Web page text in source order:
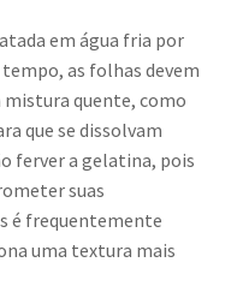
em água fria por
tempo, as folhas devem
mistura quente, como
que se dissolvam
ferver a gelatina, pois
suas
é frequentemente
uma textura mais